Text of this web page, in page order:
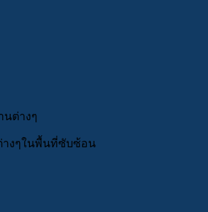
นต่างๆ
งๆในพื้นที่ซับซ้อน